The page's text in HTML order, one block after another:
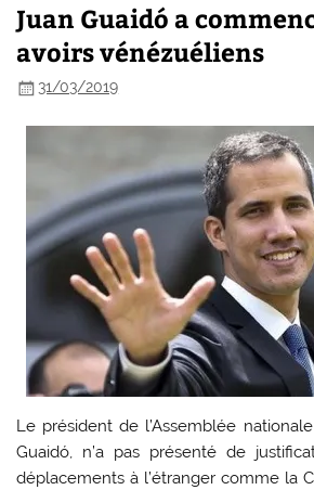
Juan Guaidó a
avoirs vénézuéliens
31/03/2019
Le président de l’Assemblée
Guaidó, n’a pas présenté de
déplacements à l’étranger comme la